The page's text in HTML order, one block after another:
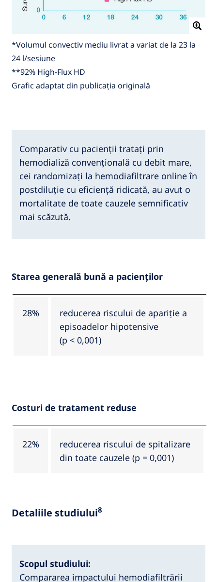
*Volumul convectiv mediu livrat a variat de la 23 la
24 l/sesiune
**92% High-Flux HD
Grafic adaptat din publicația originală
Comparativ cu pacienții tratați prin
hemodializă convențională cu debit mare,
cei randomizați la hemodiafiltrare online în
postdiluție cu eficiență ridicată, au avut o
mortalitate de toate cauzele semnificativ
mai scăzută.
Starea generală bună a pacienților
28%
reducerea riscului de apariție a
episoadelor hipotensive
(p < 0,001)
Costuri de tratament reduse
22%
reducerea riscului de spitalizare
din toate cauzele (p = 0,001)
Detaliile studiului8
Scopul studiului:
Compararea impactului hemodiafiltrării